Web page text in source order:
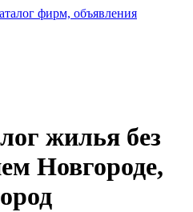
фирм, объявления
жилья без
Новгороде,